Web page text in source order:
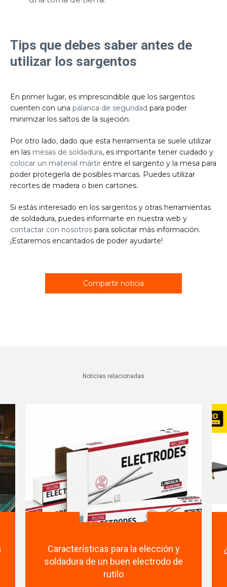
Tips que debes saber antes de
utilizar los sargentos
En primer lugar, es imprescindible que los sargentos
cuenten con una palanca de seguridad para poder
minimizar los saltos de la sujeción.
Por otro lado, dado que esta herramienta se suele utilizar
en las mesas de soldadura, es importante tener cuidado y
colocar un material mártir entre el sargento y la mesa para
poder protegerla de posibles marcas. Puedes utilizar
recortes de madera o bien cartones.
Si estás interesado en los sargentos y otras herramientas
de soldadura, puedes informarte en nuestra web y
contactar con nosotros para solicitar más información.
¡Estaremos encantados de poder ayudarte!
Compartir noticia
Noticias relacionadas
Características para la elección y
soldadura de un buen electrodo de
rutilo